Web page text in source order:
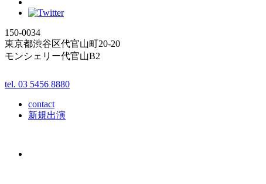
150-0034
東京都渋谷区代官山町20-20
モンシェリー代官山B2
tel. 03 5456 8880
contact
新規出演